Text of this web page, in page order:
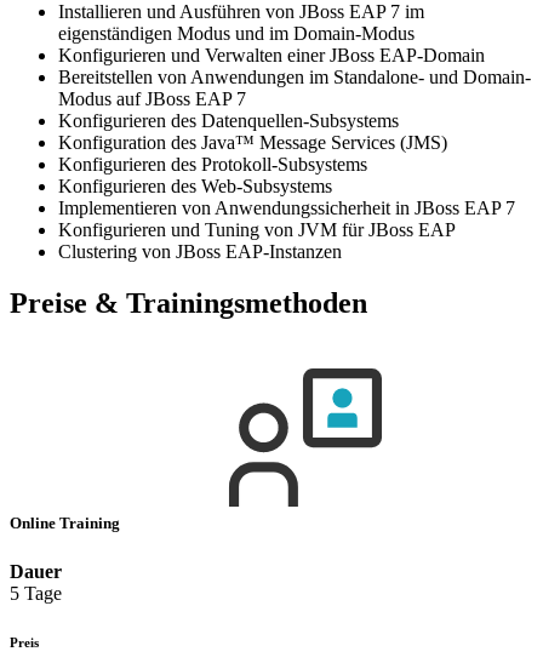
Installieren und Ausführen von JBoss EAP 7 im
eigenständigen Modus und im Domain-Modus
Konfigurieren und Verwalten einer JBoss EAP-Domain
Bereitstellen von Anwendungen im Standalone- und Domain-
Modus auf JBoss EAP 7
Konfigurieren des Datenquellen-Subsystems
Konfiguration des Java™ Message Services (JMS)
Konfigurieren des Protokoll-Subsystems
Konfigurieren des Web-Subsystems
Implementieren von Anwendungssicherheit in JBoss EAP 7
Konfigurieren und Tuning von JVM für JBoss EAP
Clustering von JBoss EAP-Instanzen
Preise & Trainingsmethoden
Online Training
Dauer
5 Tage
Preis